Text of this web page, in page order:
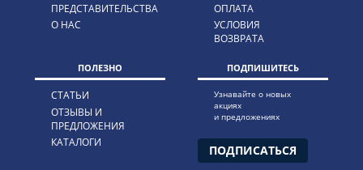
ПРЕДСТАВИТЕЛЬСТВА
О НАС
ОПЛАТА
УСЛОВИЯ
ВОЗВРАТА
ПОЛЕЗНО
СТАТЬИ
ОТЗЫВЫ И
ПРЕДЛОЖЕНИЯ
КАТАЛОГИ
ПОДПИШИТЕСЬ
Узнавайте о новых
акциях
и предложениях
ПОДПИСАТЬСЯ